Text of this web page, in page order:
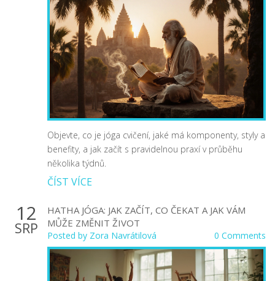
Objevte, co je jóga cvičení, jaké má komponenty, styly a
benefity, a jak začít s pravidelnou praxí v průběhu
několika týdnů.
ČÍST VÍCE
12
SRP
HATHA JÓGA: JAK ZAČÍT, CO ČEKAT A JAK VÁM
MŮŽE ZMĚNIT ŽIVOT
Posted by Zora Navrátilová 0 Comments